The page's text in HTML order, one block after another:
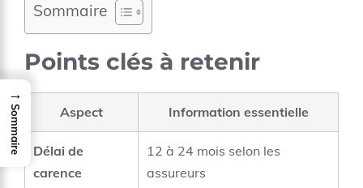
Sommaire
Points clés à retenir
Aspect Information essentielle
Délai de
carence
12 à 24 mois selon les
assureurs
→
Sommaire